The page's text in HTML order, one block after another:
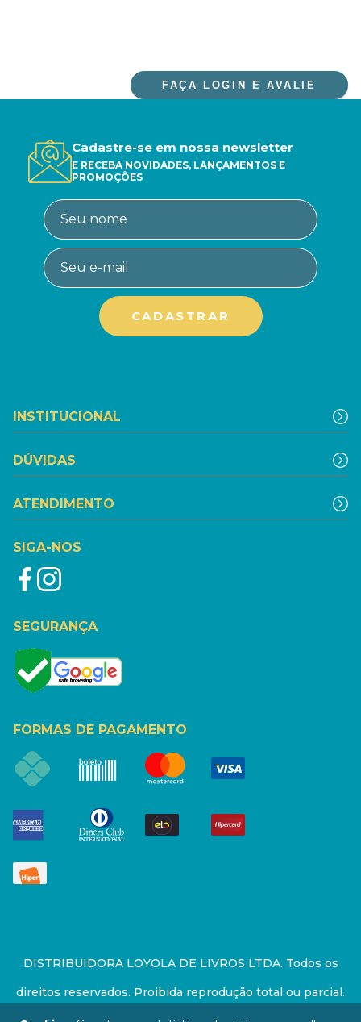
FAÇA LOGIN E AVALIE
Cadastre-se em nossa newsletter
E RECEBA NOVIDADES, LANÇAMENTOS E
PROMOÇÕES
INSTITUCIONAL
DÚVIDAS
ATENDIMENTO
SIGA-NOS
SEGURANÇA
FORMAS DE PAGAMENTO
DISTRIBUIDORA LOYOLA DE LIVROS LTDA. Todos os
direitos reservados. Proibida reprodução total ou parcial.